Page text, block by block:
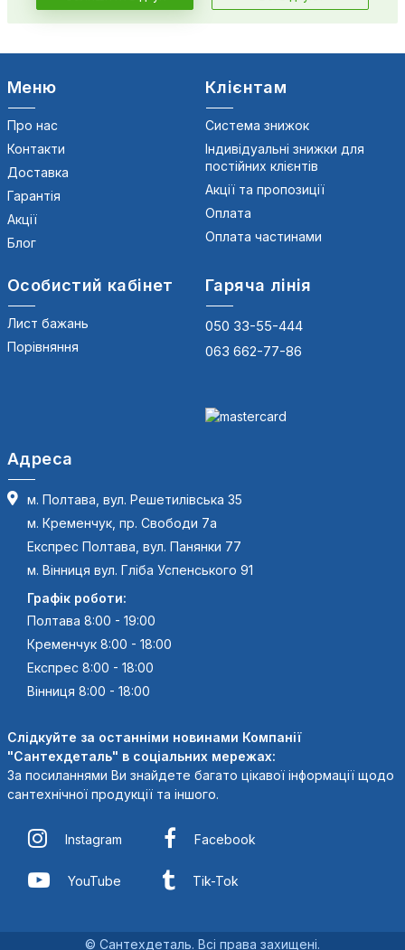
Меню
Про нас
Контакти
Доставка
Гарантія
Акції
Блог
Клієнтам
Система знижок
Індивідуальні знижки для
постійних клієнтів
Акції та пропозиції
Оплата
Оплата частинами
Особистий кабінет
Лист бажань
Порівняння
Гаряча лінія
050 33-55-444
063 662-77-86
Адреса
м. Полтава, вул. Решетилівська 35
м. Кременчук, пр. Свободи 7а
Експрес Полтава, вул. Панянки 77
м. Вінниця вул. Гліба Успенського 91
Графік роботи:
Полтава 8:00 - 19:00
Кременчук 8:00 - 18:00
Експрес 8:00 - 18:00
Вінниця 8:00 - 18:00
Слідкуйте за останніми новинами Компанії
"Сантехдеталь" в соціальних мережах:
За посиланнями Ви знайдете багато цікавої інформації щодо
сантехнічної продукції та іншого.
Instagram Facebook
YouTube Tik-Tok
© Сантехдеталь. Всі права захищені.